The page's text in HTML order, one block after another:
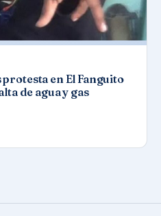
en El Fanguito
de agua y gas